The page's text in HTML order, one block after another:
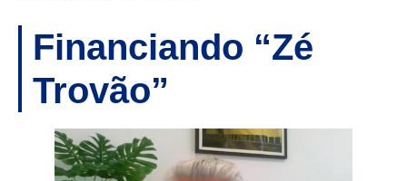
Financiando “Zé
Trovão”